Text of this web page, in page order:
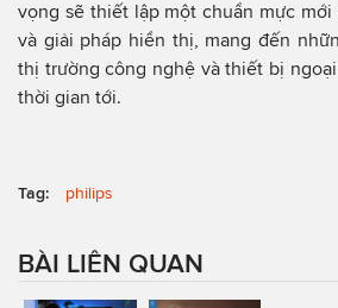
vọng sẽ thiết lập một chuẩn mực
và giải pháp hiển thị, mang đến
thị trường công nghệ và thiết bị
thời gian tới.
Tag: philips
BÀI LIÊN QUAN